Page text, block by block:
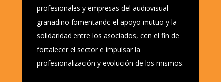
profesionales y empresas del audiovisual
granadino fomentando el apoyo mutuo y la
solidaridad entre los asociados, con el fin de
fortalecer el sector e impulsar la
profesionalización y evolución de los mismos.